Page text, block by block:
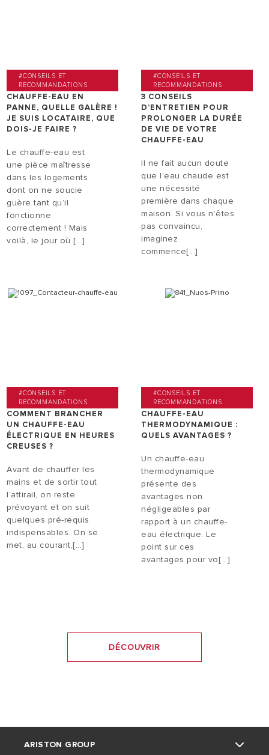
#CONSEILS ET
RECOMMANDATIONS
CHAUFFE-EAU EN
PANNE, QUELLE GALÈRE !
JE SUIS LOCATAIRE, QUE
DOIS-JE FAIRE ?
Le chauffe-eau est
une pièce maîtresse
dans les logements
dont on ne soucie
guère tant qu’il
fonctionne
correctement ! Mais
voilà, le jour où [...]
#CONSEILS ET
RECOMMANDATIONS
3 CONSEILS
D’ENTRETIEN POUR
PROLONGER LA DURÉE
DE VIE DE VOTRE
CHAUFFE-EAU
Il ne fait aucun doute
que l’eau chaude est
une nécessité
première dans chaque
maison. Si vous n’êtes
pas convaincu,
imaginez
commence[...]
#CONSEILS ET
RECOMMANDATIONS
COMMENT BRANCHER
UN CHAUFFE-EAU
ÉLECTRIQUE EN HEURES
CREUSES ?
Avant de chauffer les
mains et de sortir tout
l’attirail, on reste
prévoyant et on suit
quelques pré-requis
indispensables. On se
met, au courant,[...]
#CONSEILS ET
RECOMMANDATIONS
CHAUFFE-EAU
THERMODYNAMIQUE :
QUELS AVANTAGES ?
Un chauffe-eau
thermodynamique
présente des
avantages non
négligeables par
rapport à un chauffe-
eau électrique. Le
point sur ces
avantages pour vo[...]
DÉCOUVRIR
ARISTON GROUP